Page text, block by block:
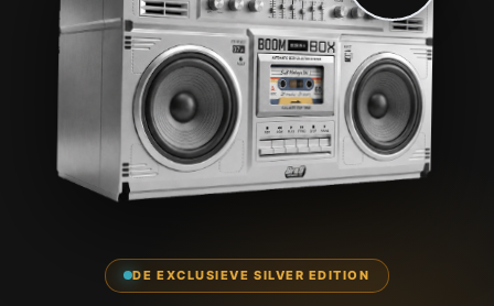
DE EXCLUSIEVE SILVER EDITION